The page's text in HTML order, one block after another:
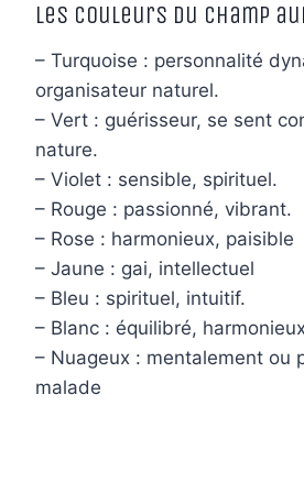
Les couleurs du champ
– Turquoise : personnalité
organisateur naturel.
– Vert : guérisseur, se sent
nature.
– Violet : sensible, spirituel.
– Rouge : passionné, vibrant.
– Rose : harmonieux, paisible
– Jaune : gai, intellectuel
– Bleu : spirituel, intuitif.
– Blanc : équilibré,
– Nuageux : mentalement ou
malade